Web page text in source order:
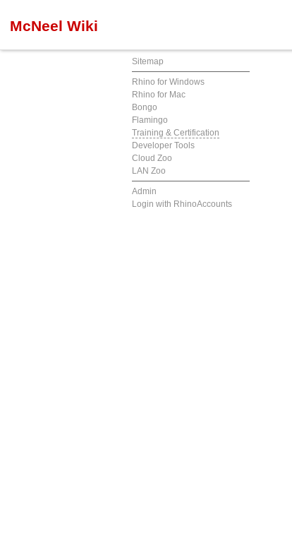
McNeel Wiki
Sitemap
Rhino for Windows
Rhino for Mac
Bongo
Flamingo
Training & Certification
Developer Tools
Cloud Zoo
LAN Zoo
Admin
Login with RhinoAccounts